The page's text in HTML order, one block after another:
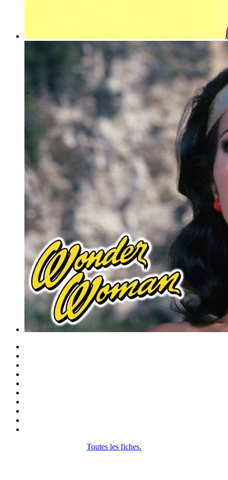
Toutes les fiches.